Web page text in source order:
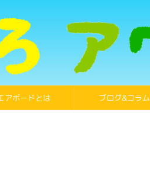
アボードとは ブログ&コラム